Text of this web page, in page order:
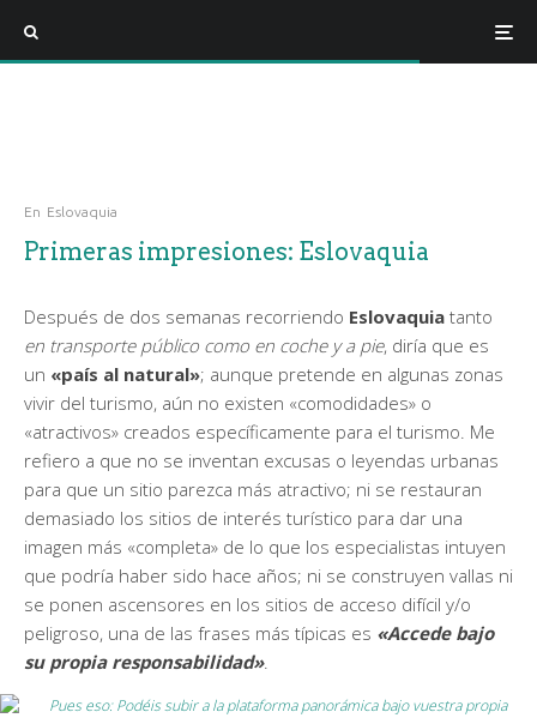
En Eslovaquia
Primeras impresiones: Eslovaquia
Después de dos semanas recorriendo Eslovaquia tanto
en transporte público como en coche y a pie, diría que es
un «país al natural»; aunque pretende en algunas zonas
vivir del turismo, aún no existen «comodidades» o
«atractivos» creados específicamente para el turismo. Me
refiero a que no se inventan excusas o leyendas urbanas
para que un sitio parezca más atractivo; ni se restauran
demasiado los sitios de interés turístico para dar una
imagen más «completa» de lo que los especialistas intuyen
que podría haber sido hace años; ni se construyen vallas ni
se ponen ascensores en los sitios de acceso difícil y/o
peligroso, una de las frases más típicas es «Accede bajo
su propia responsabilidad».